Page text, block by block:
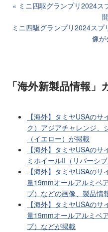
ミニ四駆グランプリ2024
ミニ四駆グランプリ2024ス
像が
「海外新製品情報」
【海外】タミヤUSAの
ク）アジアチャレンジ、
（イエロー）が掲載
【海外】タミヤUSAの
ミホイールII（リバーシ
【海外】タミヤUSAの
量19mmオールアルミベ
プ）などの画像、製品情
【海外】タミヤUSAの
量19mmオールアルミベ
プ）などが掲載